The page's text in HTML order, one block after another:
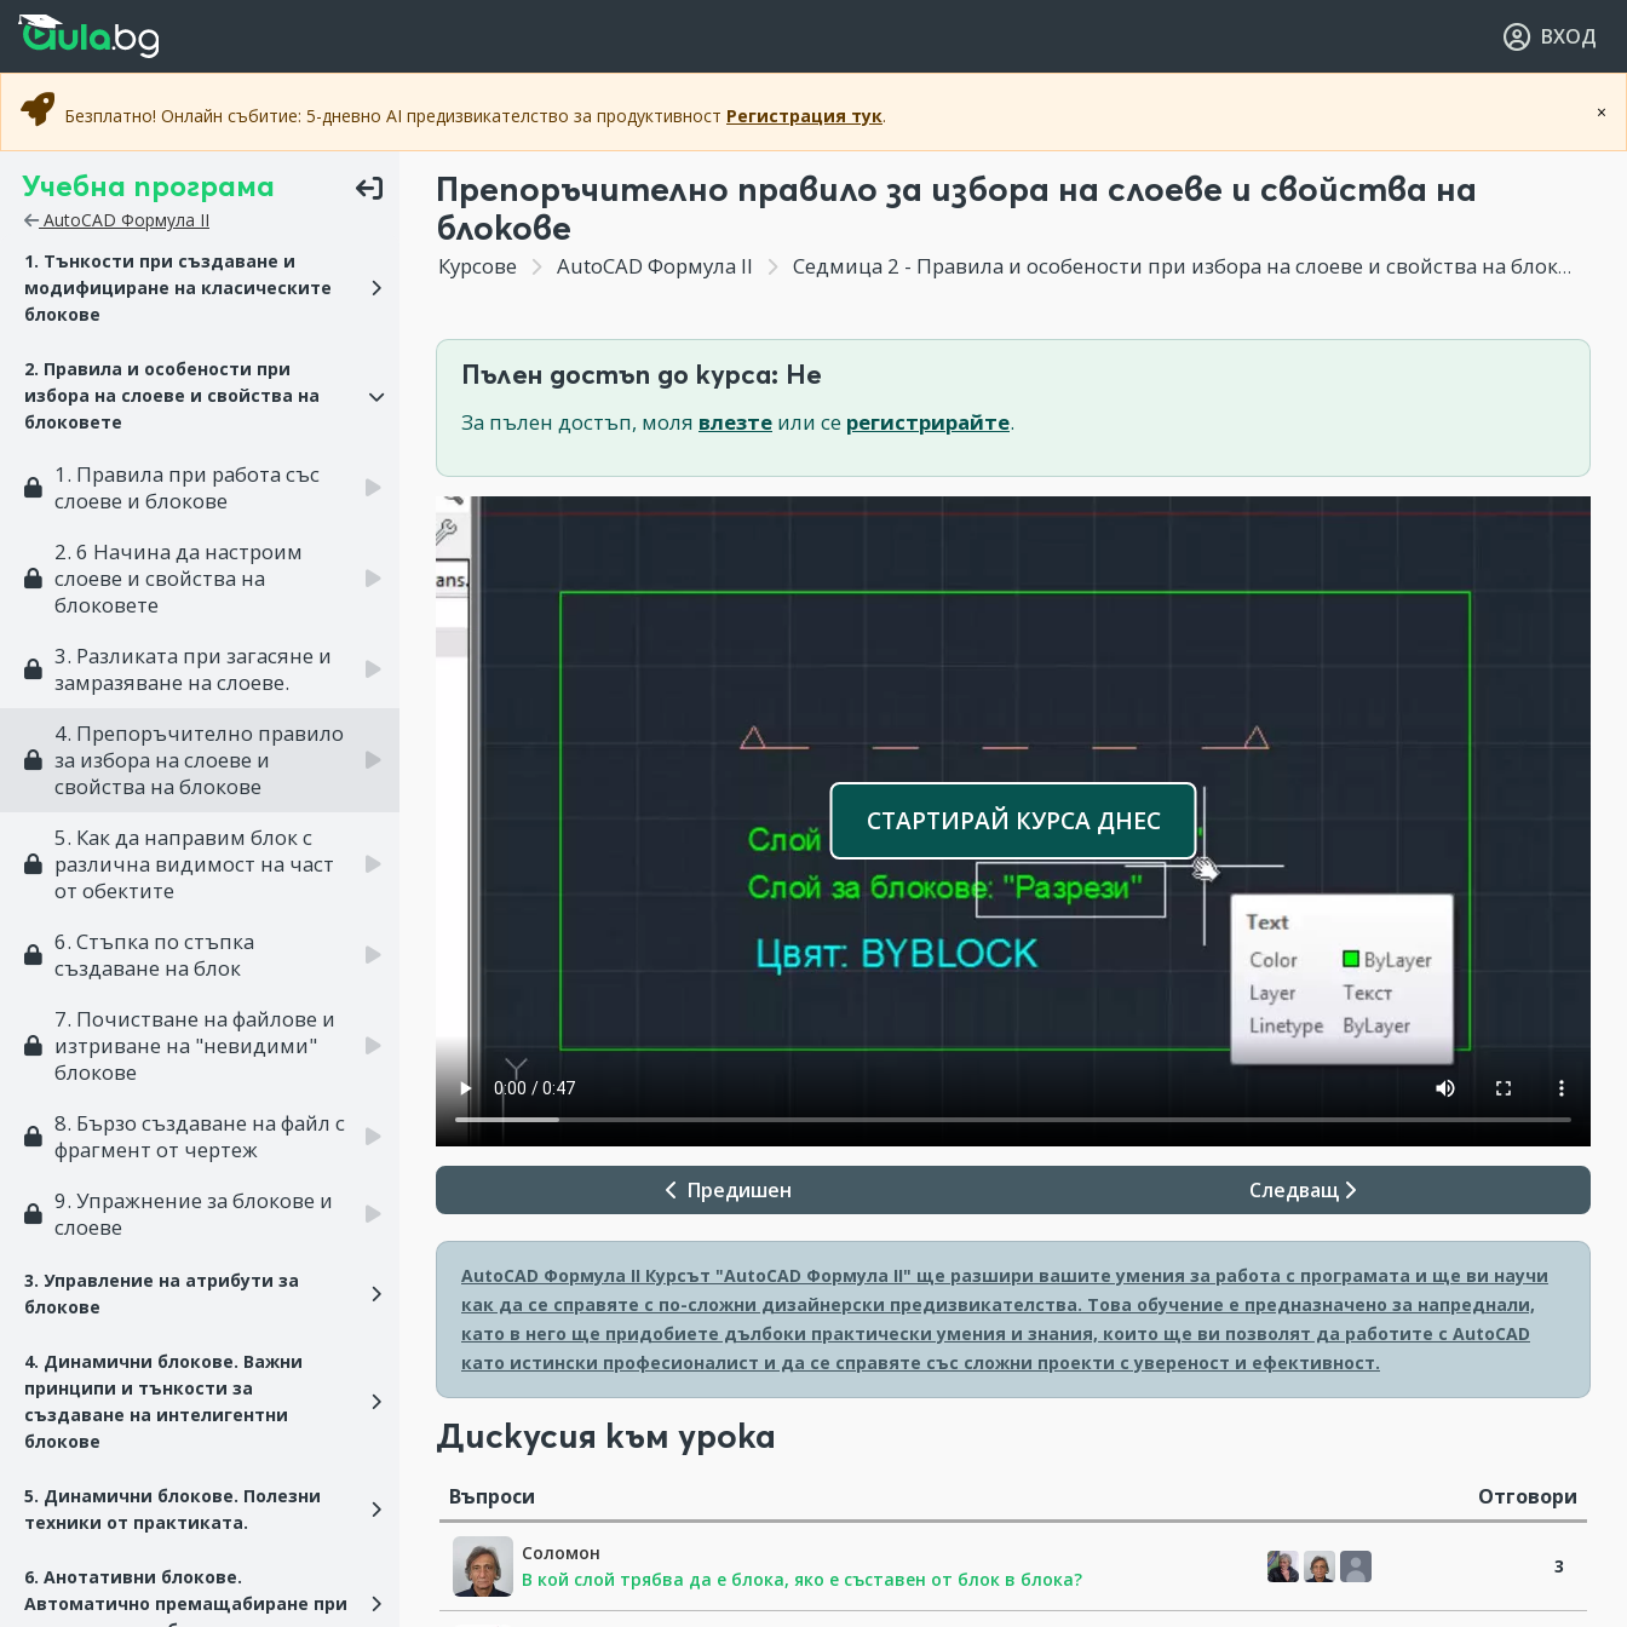
Прескочи към основното съдържание
Прескочи към навигацията
ВХОД
×
Безплатно! Онлайн събитие: 5-дневно AI предизвикателство за продуктивност Регистрация тук.
Учебна програма
AutoCAD Формула II
1. Тънкости при създаване и
модифициране на класическите
блокове
2. Правила и особености при
избора на слоеве и свойства на
блоковете
1. Правила при работа със
слоеве и блокове
2. 6 Начина да настроим
слоеве и свойства на
блоковете
3. Разликата при загасяне и
замразяване на слоеве.
4. Препоръчително правило
за избора на слоеве и
свойства на блокове
5. Как да направим блок с
различна видимост на част
от обектите
6. Стъпка по стъпка
създаване на блок
7. Почистване на файлове и
изтриване на "невидими"
блокове
8. Бързо създаване на файл с
фрагмент от чертеж
9. Упражнение за блокове и
слоеве
3. Управление на атрибути за
блокове
4. Динамични блокове. Важни
принципи и тънкости за
създаване на интелигентни
блокове
5. Динамични блокове. Полезни
техники от практиката.
6. Анотативни блокове.
Автоматично премащабиране при
Препоръчително правило за избора на слоеве и свойства на
блокове
Курсове AutoCAD Формула II Седмица 2 - Правила и особености при избора на слоеве и свойства на блоковете
Пълен достъп до курса: Не
За пълен достъп, моля влезте или се регистрирайте.
СТАРТИРАЙ КУРСА ДНЕС
Предишен Следващ
AutoCAD Формула II Курсът "AutoCAD Формула II" ще разшири вашите умения за работа с програмата и ще ви научи
как да се справяте с по-сложни дизайнерски предизвикателства. Това обучение е предназначено за напреднали,
като в него ще придобиете дълбоки практически умения и знания, които ще ви позволят да работите с AutoCAD
като истински професионалист и да се справяте със сложни проекти с увереност и ефективност.
Дискусия към урока
Въпроси Отговори
Соломон
В кой слой трябва да е блока, яко е съставен от блок в блока?
3